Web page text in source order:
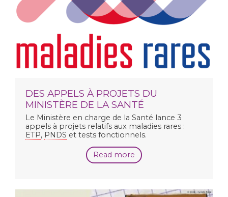
DES APPELS À PROJETS DU
MINISTÈRE DE LA SANTÉ
Le Ministère en charge de la Santé lance 3
appels à projets relatifs aux maladies rares :
ETP, PNDS et tests fonctionnels.
Read more